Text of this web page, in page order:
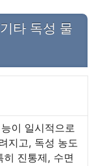
타 독성 물
이 일시적으로
지고, 독성 농도
히 진통제, 수면